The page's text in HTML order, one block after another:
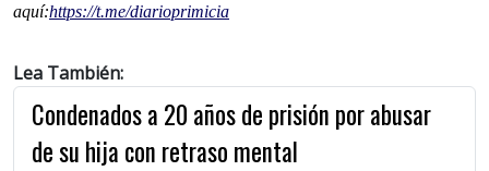
aquí:https://t.me/diarioprimicia
Lea También:
Condenados a 20 años de prisión por abusar
de su hija con retraso mental